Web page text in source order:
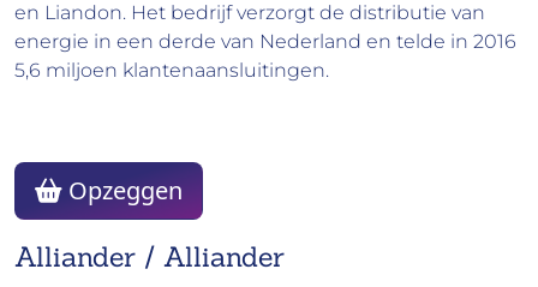
en Liandon. Het bedrijf verzorgt de distributie van
energie in een derde van Nederland en telde in 2016
5,6 miljoen klantenaansluitingen.
Alliander / Alliander
Opzeggen